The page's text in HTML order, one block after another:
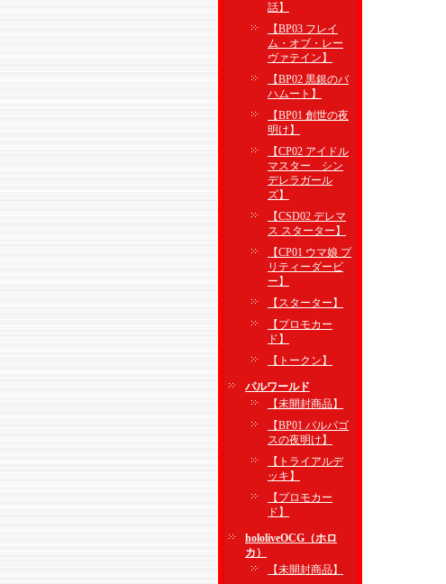
話】
【BP03 フレイ
ム・オブ・レー
ヴァテイン】
【BP02 黒銀のバ
ハムート】
【BP01 創世の夜
明け】
【CP02 アイドル
マスター シン
デレラガール
ズ】
【CSD02 デレマ
ス スターター】
【CP01 ウマ娘 プ
リティーダービ
ー】
【スターター】
【プロモカー
ド】
【トークン】
パルワールド
【未開封商品】
【BP01 パルパゴ
スの夜明け】
【トライアルデ
ッキ】
【プロモカー
ド】
hololiveOCG（ホロ
カ）
【未開封商品】